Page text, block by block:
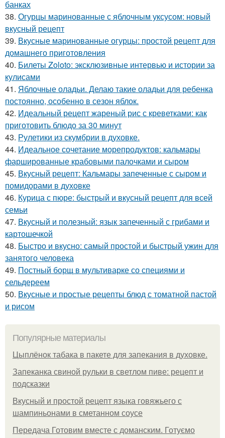
банках
38. Огурцы маринованные с яблочным уксусом: новый
вкусный рецепт
39. Вкусные маринованные огурцы: простой рецепт для
домашнего приготовления
40. Билеты Zoloto: эксклюзивные интервью и истории за
кулисами
41. Яблочные оладьи. Делаю такие оладьи для ребенка
постоянно, особенно в сезон яблок.
42. Идеальный рецепт жареный рис с креветками: как
приготовить блюдо за 30 минут
43. Рулетики из скумбрии в духовке.
44. Идеальное сочетание морепродуктов: кальмары
фаршированные крабовыми палочками и сыром
45. Вкусный рецепт: Кальмары запеченные с сыром и
помидорами в духовке
46. Курица с пюре: быстрый и вкусный рецепт для всей
семьи
47. Вкусный и полезный: язык запеченный с грибами и
картошечкой
48. Быстро и вкусно: самый простой и быстрый ужин для
занятого человека
49. Постный борщ в мультиварке со специями и
сельдереем
50. Вкусные и простые рецепты блюд с томатной пастой
и рисом
Популярные материалы
Цыплёнок табака в пакете для запекания в духовке.
Запеканка свиной рульки в светлом пиве: рецепт и
подсказки
Вкусный и простой рецепт языка говяжьего с
шампиньонами в сметанном соусе
Передача Готовим вместе с доманским. Готуємо